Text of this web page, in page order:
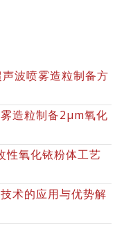
波喷雾造粒制备方
造粒制备2μm氧化
性氧化铱粉体工艺
术的应用与优势解